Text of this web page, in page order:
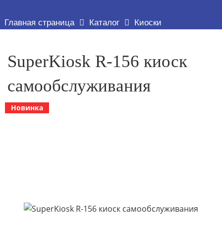
Главная страница Каталог Киоски
SuperKiosk R-156 киоск
самообслуживания
Новинка